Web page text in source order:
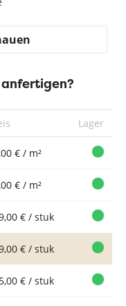
anfertigen?
Lager
€ / m²
€ / m²
€ / stuk
€ / stuk
€ / stuk